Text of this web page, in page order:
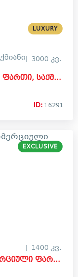
LUXURY
3000 კვ.
იყიდება საწარმოო/სასაწყობე ფართი, საქმიანი ეზო კომერციული ფართი მისაქციელში, მცხეთა
ID: 16291
EXCLUSIVE
1400 კვ.
იყიდება მოქმედი ფერმა კომერციული ფართი აღაიანში, კასპი